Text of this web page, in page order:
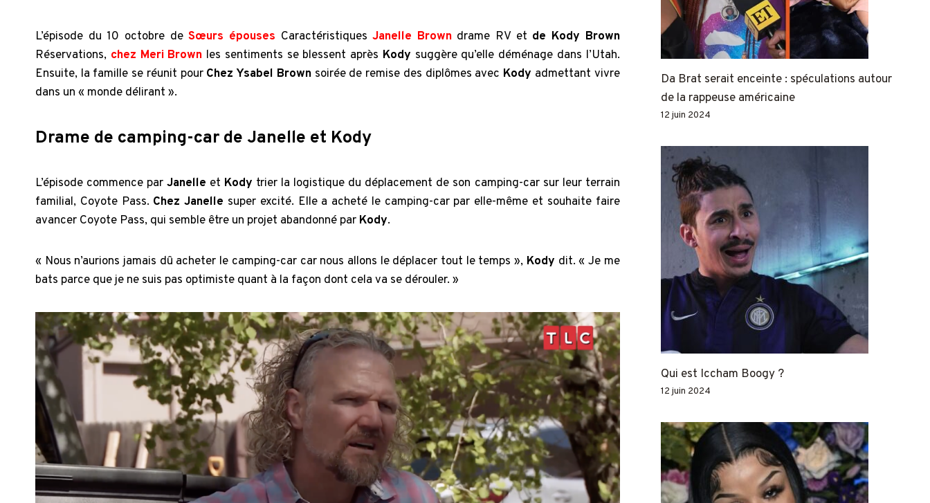
L’épisode du 10 octobre deSœurs épouses CaractéristiquesJanelle Browndrame RV et de Kody Brown
Réservations, chez Meri Brown les sentiments se blessent après Kody suggère qu’elle déménage dans l’Utah.
Ensuite, la famille se réunit pour Chez Ysabel Brownsoirée de remise des diplômes avec Kody admettant vivre
dans un « monde délirant ».
Drame de camping-car de Janelle et Kody
L’épisode commence parJanelle et Kody trier la logistique du déplacement de son camping-car sur leur terrain
familial, Coyote Pass. Chez Janelle super excité. Elle a acheté le camping-car par elle-même et souhaite faire
avancer Coyote Pass, qui semble être un projet abandonné par Kody.
« Nous n’aurions jamais dû acheter le camping-car car nous allons le déplacer tout le temps », Kody dit. « Je me
bats parce que je ne suis pas optimiste quant à la façon dont cela va se dérouler. »
Da Brat serait enceinte : spéculations autour
de la rappeuse américaine
12 juin 2024
Qui est Iccham Boogy ?
12 juin 2024